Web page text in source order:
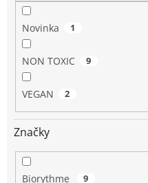
Novinka 1
NON TOXIC 9
VEGAN 2
Značky
Biorythme 9